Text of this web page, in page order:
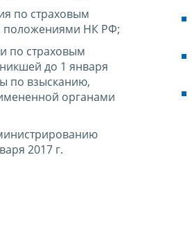
по страховым
положениями НК РФ;
по страховым
до 1 января
по взысканию,
органами
2017 г.